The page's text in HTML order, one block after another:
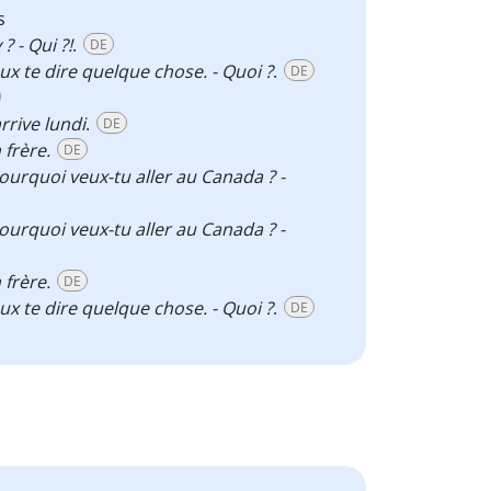
- Qui ?!. DE
te dire quelque chose. - Quoi ?. DE
lundi. DE
frère. DE
veux-tu aller au Canada ? -
veux-tu aller au Canada ? -
frère. DE
te dire quelque chose. - Quoi ?. DE